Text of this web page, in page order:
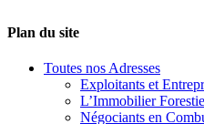
Plan du site
Toutes nos Adresses
Exploitants et
L’Immobilier
Négociants en